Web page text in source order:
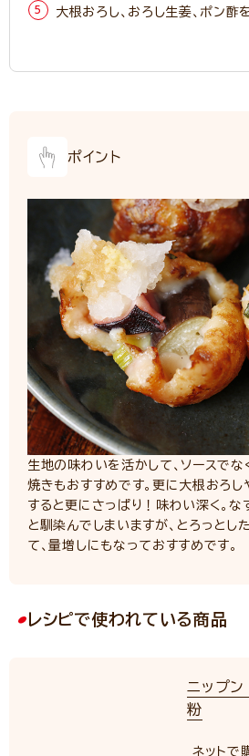
大根おろし、おろし生姜、ポン酢
ポイント
生地の味わいを活かして、ソースでな
焼きもおすすめです。更に大根おろし
すると更にさっぱり！味わい深く。
と馴染んでしまいますが、とろっとし
て、量増しにもなっておすすめです。
レシピで使われている商品
ニップ
粉
ネットで